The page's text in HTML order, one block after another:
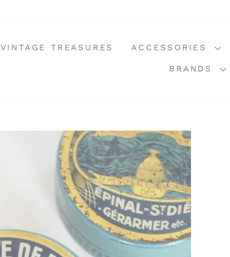
VINTAGE TREASURES ACCESSORIES
BRANDS